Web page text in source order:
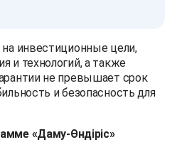
на инвестиционные цели,
и технологий, а также
не превышает срок
и безопасность для
«Даму-Өндіріс»